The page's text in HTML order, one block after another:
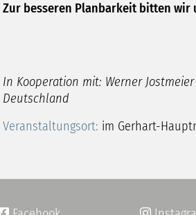
Zur besseren Planbarkeit bitten wir
In Kooperation mit: Werner
Deutschland
Veranstaltungsort: im Gerhart-